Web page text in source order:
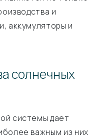
и
аккумуляторы и
солнечных
системы дает
важным из них